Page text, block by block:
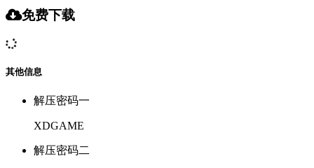
免费下载
其他信息
解压密码一
XDGAME
解压密码二